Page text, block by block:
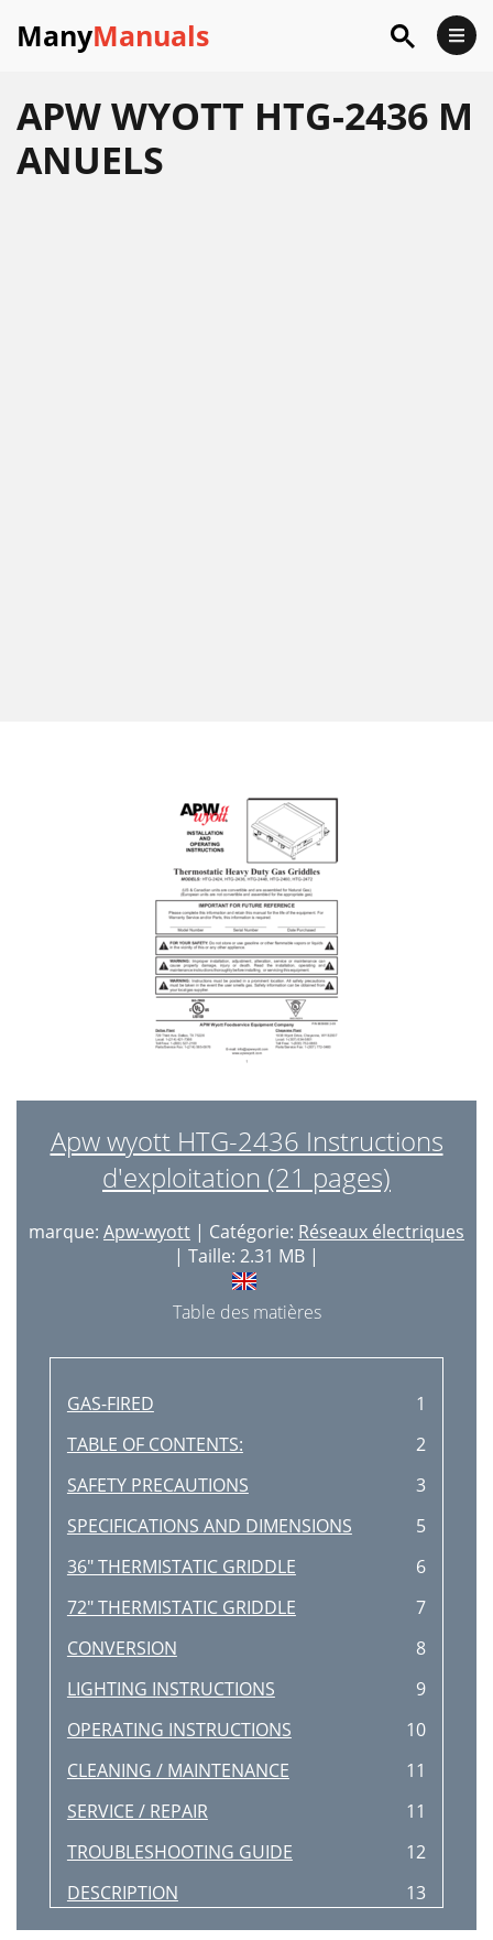
ManyManuals
APW WYOTT HTG-2436 M
ANUELS
Apw wyott HTG-2436 Instructions
d'exploitation (21 pages)
marque: Apw-wyott | Catégorie: Réseaux électriques
| Taille: 2.31 MB |
Table des matières
GAS-FIRED
1
TABLE OF CONTENTS:
2
SAFETY PRECAUTIONS
3
SPECIFICATIONS AND DIMENSIONS
5
36" THERMISTATIC GRIDDLE
6
72" THERMISTATIC GRIDDLE
7
CONVERSION
8
LIGHTING INSTRUCTIONS
9
OPERATING INSTRUCTIONS
10
CLEANING / MAINTENANCE
11
SERVICE / REPAIR
11
TROUBLESHOOTING GUIDE
12
DESCRIPTION
13